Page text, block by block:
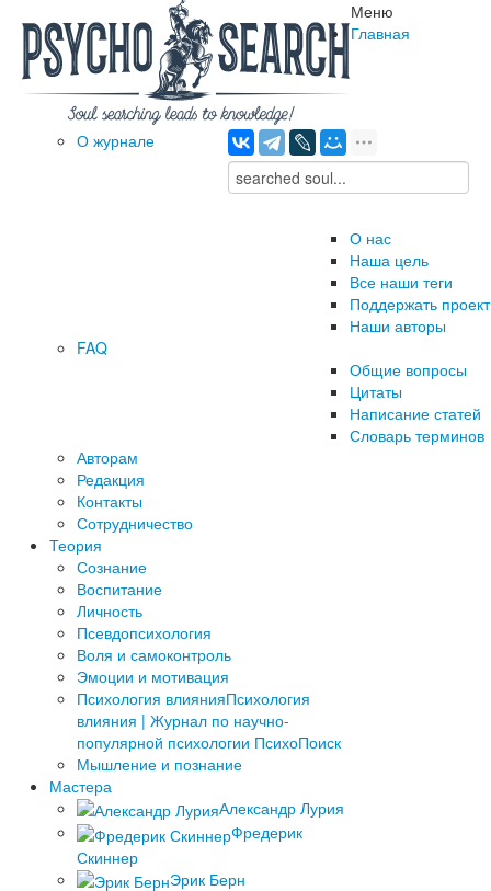
Меню
Главная
О журнале
О нас
Наша цель
Все наши теги
Поддержать проект
Наши авторы
FAQ
Общие вопросы
Цитаты
Написание статей
Словарь терминов
Авторам
Редакция
­Контакты
Сотрудничество
Теория
Сознание
Воспитание
Личность
Псевдопсихология
Воля и самоконтроль
Эмоции и мотивация
Психология влиянияПсихология
влияния | Журнал по научно-
популярной психологии ПсихоПоиск
Мышление и познание
Мастера
Александр Лурия
Фредерик
Скиннер
Эрик Берн